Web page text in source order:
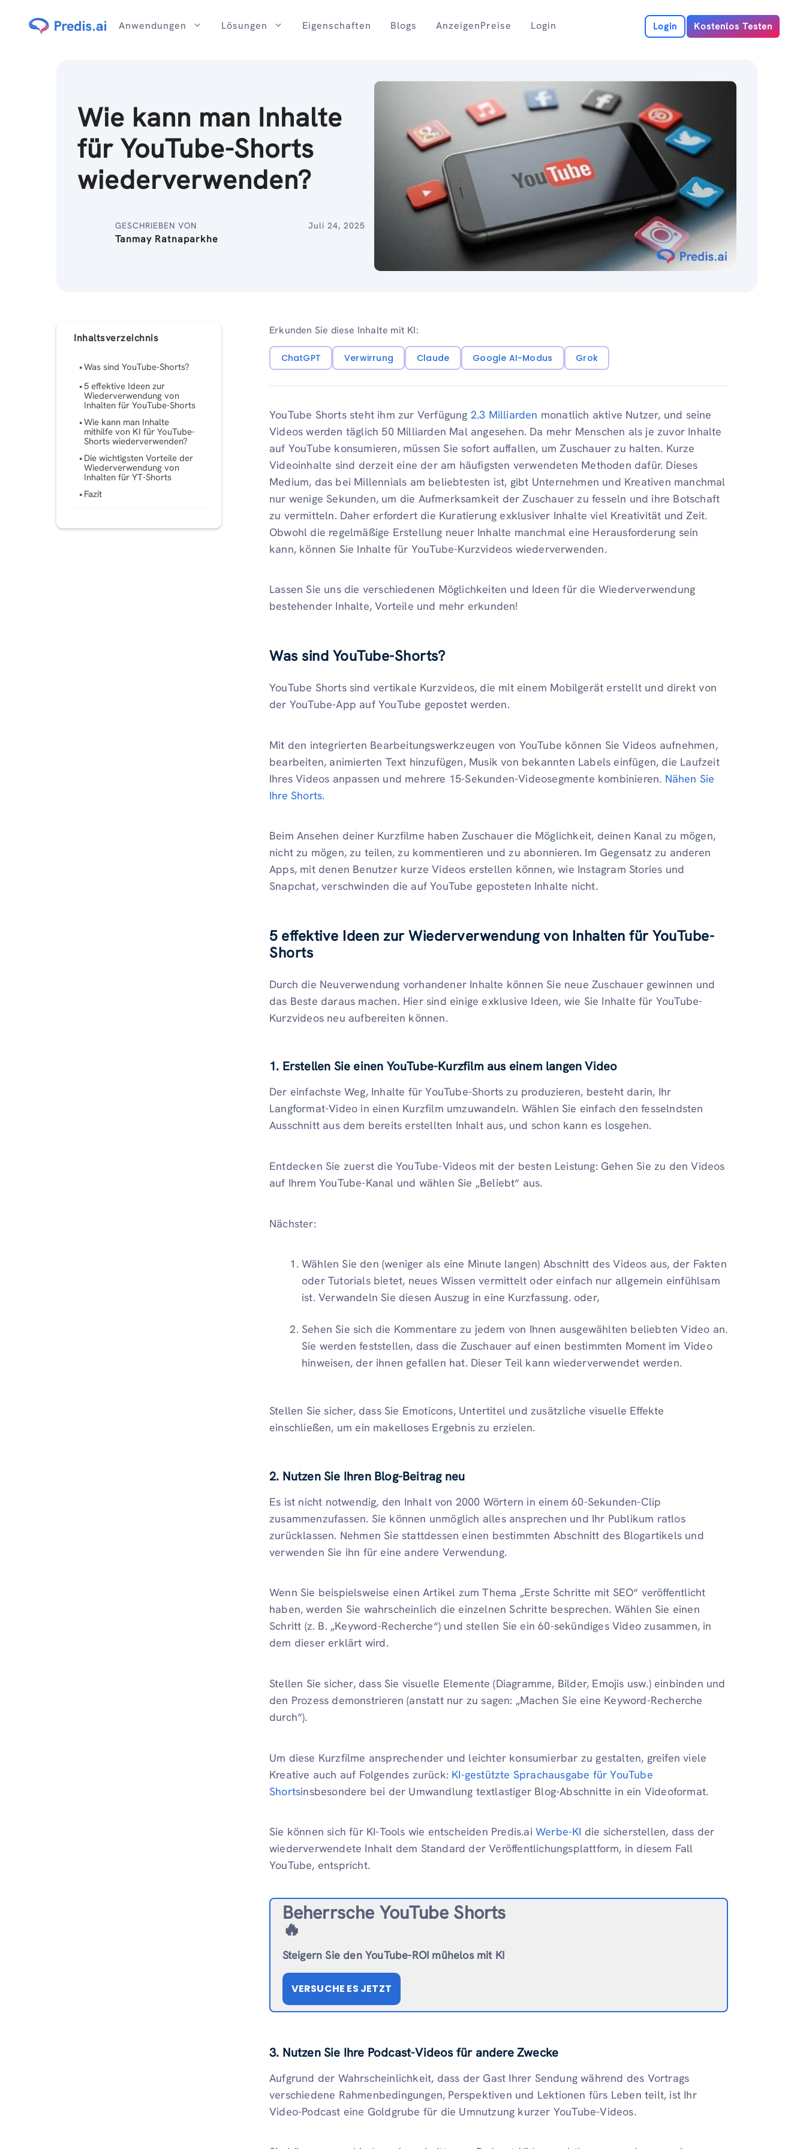
Anwendungen Lösungen Eigenschaften Blogs AnzeigenPreise Login Login Kostenlos Testen
Wie kann man Inhalte
für YouTube-Shorts
wiederverwenden?
GESCHRIEBEN VON
Tanmay Ratnaparkhe
Juli 24, 2025
Inhaltsverzeichnis
Was sind YouTube-Shorts?
5 effektive Ideen zur
Wiederverwendung von
Inhalten für YouTube-Shorts
Wie kann man Inhalte
mithilfe von KI für YouTube-
Shorts wiederverwenden?
Die wichtigsten Vorteile der
Wiederverwendung von
Inhalten für YT-Shorts
Fazit
Erkunden Sie diese Inhalte mit KI:
ChatGPT Verwirrung Claude Google AI-Modus Grok
YouTube Shorts steht ihm zur Verfügung 2.3 Milliarden monatlich aktive Nutzer, und seine
Videos werden täglich 50 Milliarden Mal angesehen. Da mehr Menschen als je zuvor Inhalte
auf YouTube konsumieren, müssen Sie sofort auffallen, um Zuschauer zu halten. Kurze
Videoinhalte sind derzeit eine der am häufigsten verwendeten Methoden dafür. Dieses
Medium, das bei Millennials am beliebtesten ist, gibt Unternehmen und Kreativen manchmal
nur wenige Sekunden, um die Aufmerksamkeit der Zuschauer zu fesseln und ihre Botschaft
zu vermitteln. Daher erfordert die Kuratierung exklusiver Inhalte viel Kreativität und Zeit.
Obwohl die regelmäßige Erstellung neuer Inhalte manchmal eine Herausforderung sein
kann, können Sie Inhalte für YouTube-Kurzvideos wiederverwenden.
Lassen Sie uns die verschiedenen Möglichkeiten und Ideen für die Wiederverwendung
bestehender Inhalte, Vorteile und mehr erkunden!
Was sind YouTube-Shorts?
YouTube Shorts sind vertikale Kurzvideos, die mit einem Mobilgerät erstellt und direkt von
der YouTube-App auf YouTube gepostet werden.
Mit den integrierten Bearbeitungswerkzeugen von YouTube können Sie Videos aufnehmen,
bearbeiten, animierten Text hinzufügen, Musik von bekannten Labels einfügen, die Laufzeit
Ihres Videos anpassen und mehrere 15-Sekunden-Videosegmente kombinieren. Nähen Sie
Ihre Shorts.
Beim Ansehen deiner Kurzfilme haben Zuschauer die Möglichkeit, deinen Kanal zu mögen,
nicht zu mögen, zu teilen, zu kommentieren und zu abonnieren. Im Gegensatz zu anderen
Apps, mit denen Benutzer kurze Videos erstellen können, wie Instagram Stories und
Snapchat, verschwinden die auf YouTube geposteten Inhalte nicht.
5 effektive Ideen zur Wiederverwendung von Inhalten für YouTube-
Shorts
Durch die Neuverwendung vorhandener Inhalte können Sie neue Zuschauer gewinnen und
das Beste daraus machen. Hier sind einige exklusive Ideen, wie Sie Inhalte für YouTube-
Kurzvideos neu aufbereiten können.
1. Erstellen Sie einen YouTube-Kurzfilm aus einem langen Video
Der einfachste Weg, Inhalte für YouTube-Shorts zu produzieren, besteht darin, Ihr
Langformat-Video in einen Kurzfilm umzuwandeln. Wählen Sie einfach den fesselndsten
Ausschnitt aus dem bereits erstellten Inhalt aus, und schon kann es losgehen.
Entdecken Sie zuerst die YouTube-Videos mit der besten Leistung: Gehen Sie zu den Videos
auf Ihrem YouTube-Kanal und wählen Sie „Beliebt“ aus.
Nächster:
Wählen Sie den (weniger als eine Minute langen) Abschnitt des Videos aus, der Fakten
oder Tutorials bietet, neues Wissen vermittelt oder einfach nur allgemein einfühlsam
ist. Verwandeln Sie diesen Auszug in eine Kurzfassung. oder,
Sehen Sie sich die Kommentare zu jedem von Ihnen ausgewählten beliebten Video an.
Sie werden feststellen, dass die Zuschauer auf einen bestimmten Moment im Video
hinweisen, der ihnen gefallen hat. Dieser Teil kann wiederverwendet werden.
Stellen Sie sicher, dass Sie Emoticons, Untertitel und zusätzliche visuelle Effekte
einschließen, um ein makelloses Ergebnis zu erzielen.
2. Nutzen Sie Ihren Blog-Beitrag neu
Es ist nicht notwendig, den Inhalt von 2000 Wörtern in einem 60-Sekunden-Clip
zusammenzufassen. Sie können unmöglich alles ansprechen und Ihr Publikum ratlos
zurücklassen. Nehmen Sie stattdessen einen bestimmten Abschnitt des Blogartikels und
verwenden Sie ihn für eine andere Verwendung.
Wenn Sie beispielsweise einen Artikel zum Thema „Erste Schritte mit SEO“ veröffentlicht
haben, werden Sie wahrscheinlich die einzelnen Schritte besprechen. Wählen Sie einen
Schritt (z. B. „Keyword-Recherche“) und stellen Sie ein 60-sekündiges Video zusammen, in
dem dieser erklärt wird.
Stellen Sie sicher, dass Sie visuelle Elemente (Diagramme, Bilder, Emojis usw.) einbinden und
den Prozess demonstrieren (anstatt nur zu sagen: „Machen Sie eine Keyword-Recherche
durch“).
Um diese Kurzfilme ansprechender und leichter konsumierbar zu gestalten, greifen viele
Kreative auch auf Folgendes zurück: KI-gestützte Sprachausgabe für YouTube
Shortsinsbesondere bei der Umwandlung textlastiger Blog-Abschnitte in ein Videoformat.
Sie können sich für KI-Tools wie entscheiden Predis.aiWerbe-KI die sicherstellen, dass der
wiederverwendete Inhalt dem Standard der Veröffentlichungsplattform, in diesem Fall
YouTube, entspricht.
Beherrsche YouTube Shorts
🔥
Steigern Sie den YouTube-ROI mühelos mit KI
VERSUCHE ES JETZT
3. Nutzen Sie Ihre Podcast-Videos für andere Zwecke
Aufgrund der Wahrscheinlichkeit, dass der Gast Ihrer Sendung während des Vortrags
verschiedene Rahmenbedingungen, Perspektiven und Lektionen fürs Leben teilt, ist Ihr
Video-Podcast eine Goldgrube für die Umnutzung kurzer YouTube-Videos.